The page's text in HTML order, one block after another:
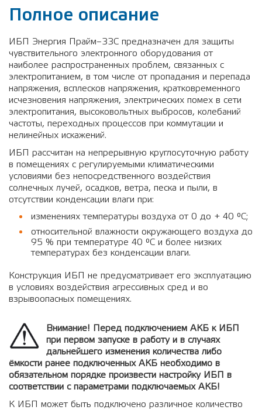
Полное описание
ИБП Энергия Прайм–33С предназначен для защиты
чувствительного электронного оборудования от
наиболее распространенных проблем, связанных с
электропитанием, в том числе от пропадания и перепада
напряжения, всплесков напряжения, кратковременного
исчезновения напряжения, электрических помех в сети
электропитания, высоковольтных выбросов, колебаний
частоты, переходных процессов при коммутации и
нелинейных искажений.
ИБП рассчитан на непрерывную круглосуточную работу
в помещениях с регулируемыми климатическими
условиями без непосредственного воздействия
солнечных лучей, осадков, ветра, песка и пыли, в
отсутствии конденсации влаги при:
изменениях температуры воздуха от 0 до + 40 °С;
относительной влажности окружающего воздуха до
95 % при температуре 40 °С и более низких
температурах без конденсации влаги.
Конструкция ИБП не предусматривает его эксплуатацию
в условиях воздействия агрессивных сред и во
взрывоопасных помещениях.
Внимание! Перед подключением АКБ к ИБП
при первом запуске в работу и в случаях
дальнейшего изменения количества либо
ёмкости ранее подключенных АКБ необходимо в
обязательном порядке произвести настройку ИБП в
соответствии c параметрами подключаемых АКБ!
К ИБП может быть подключено различное количество